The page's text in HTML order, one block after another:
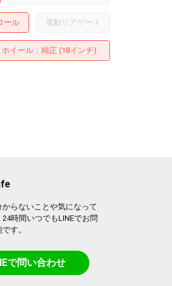
ール 電動リアゲート
ホイール ：純正 (18インチ)
からないことや気になって
時間いつでもLINEでお問
す。
で問い合わせ